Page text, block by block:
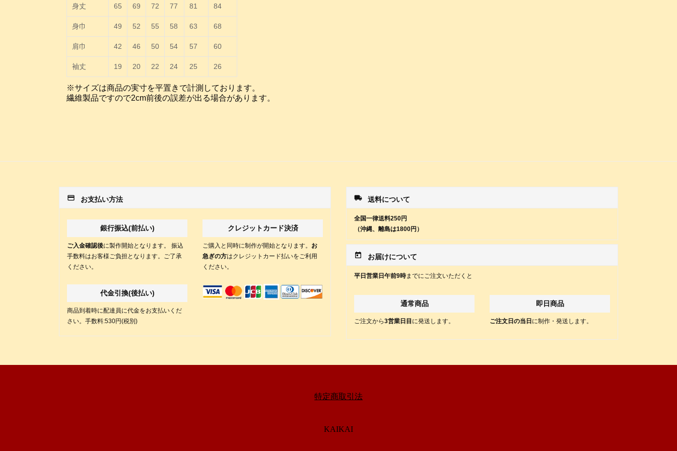
身丈 65 69 72 77 81 84
身巾 49 52 55 58 63 68
肩巾 42 46 50 54 57 60
袖丈 19 20 22 24 25 26
※サイズは商品の実寸を平置きで計測しております。
繊維製品ですので2cm前後の誤差が出る場合があります。
payment お支払い方法
銀行振込(前払い)
ご入金確認後に製作開始となります。 振込
手数料はお客様ご負担となります。ご了承
ください。
代金引換(後払い)
商品到着時に配達員に代金をお支払いくだ
さい。手数料:530円(税別)
クレジットカード決済
ご購入と同時に制作が開始となります。 お
急ぎの方はクレジットカード払いをご利用
ください。
local_shipping 送料について
全国一律送料250円
（沖縄、離島は1800円）
today お届けについて
平日営業日午前9時までにご注文いただくと
通常商品
ご注文から3営業日目 に発送します。
即日商品
ご注文日の当日 に制作・発送します。
特定商取引法
KAIKAI